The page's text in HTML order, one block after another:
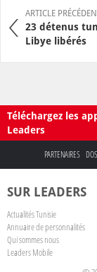
ARTICLE
23 détenus
Libye libérés
Téléchargez les
Leaders
PARTENAIRES
SUR LEADERS
Actualités Tunisie
Annuaire de personnalités
Qui sommes nous
Leaders Mobile